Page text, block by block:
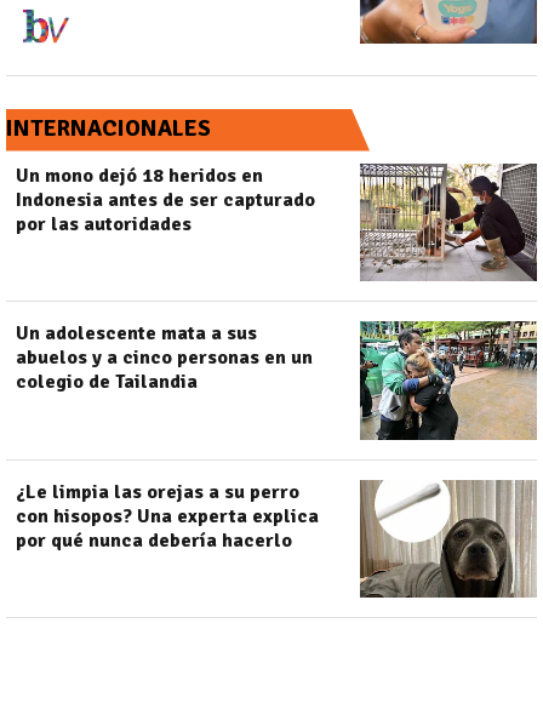
INTERNACIONALES
Un mono dejó 18 heridos en
Indonesia antes de ser capturado
por las autoridades
Un adolescente mata a sus
abuelos y a cinco personas en un
colegio de Tailandia
¿Le limpia las orejas a su perro
con hisopos? Una experta explica
por qué nunca debería hacerlo